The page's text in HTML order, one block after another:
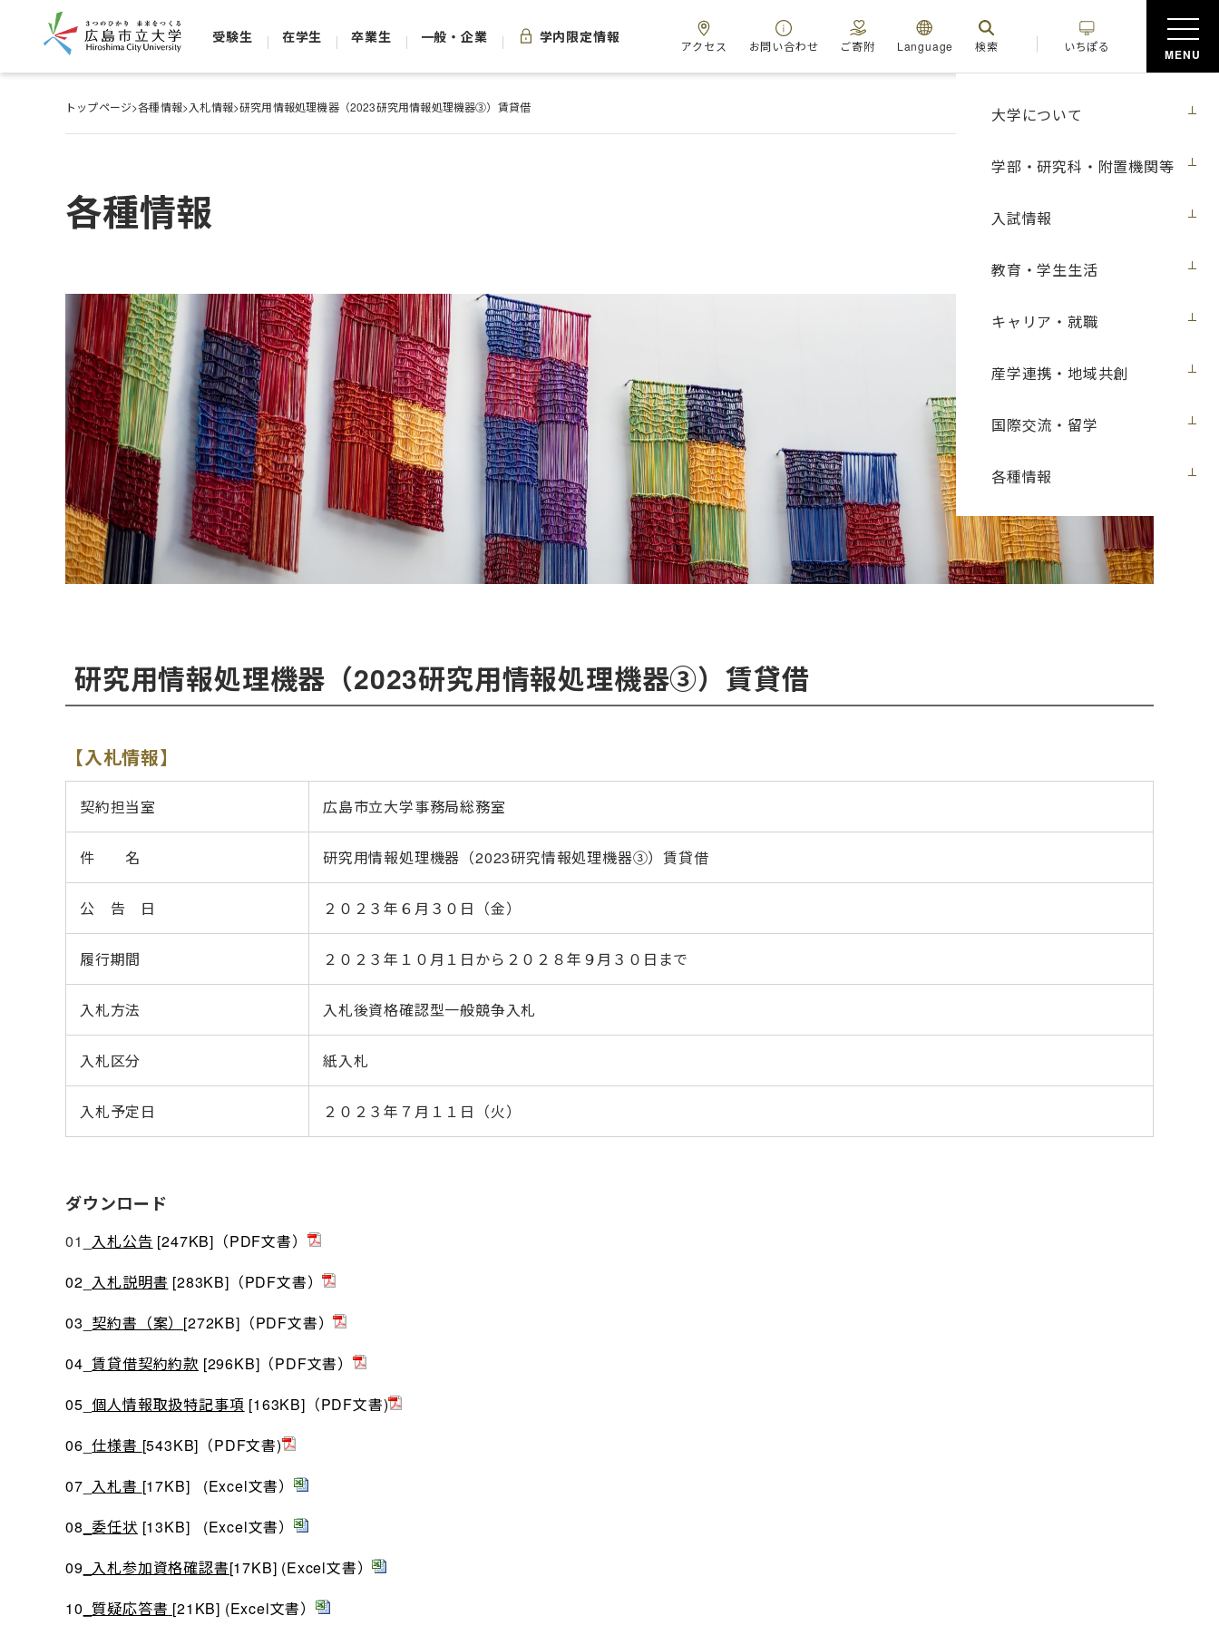
大学について
学部・研究科・附置機関等
入試情報
教育・学生生活
キャリア・就職
産学連携・地域共創
国際交流・留学
各種情報
受験生 在学生 卒業生 一般・企業 学内限定情報
アクセス お問い合わせ ご寄附 Language 検索 いちぽる
MENU
トップページ>各種情報>入札情報>研究用情報処理機器（2023研究用情報処理機器③）賃貸借
各種情報
研究用情報処理機器（2023研究用情報処理機器③）賃貸借
【入札情報】
契約担当室 広島市立大学事務局総務室
件 名 研究用情報処理機器（2023研究情報処理機器③）賃貸借
公 告 日 ２０２３年６月３０日（金）
履行期間 ２０２３年１０月１日から２０２８年９月３０日まで
入札方法 入札後資格確認型一般競争入札
入札区分 紙入札
入札予定日 ２０２３年７月１１日（火）
ダウンロード
01 入札公告 [247KB]（PDF文書）
02_ 入札説明書 [283KB]（PDF文書）
03_ 契約書（案） [272KB]（PDF文書）
04_賃貸借契約約款 [296KB]（PDF文書）
05_ 個人情報取扱特記事項 [163KB]（PDF文書)
06_仕様書 [543KB]（PDF文書)
07_ 入札書 [17KB] (Excel文書）
08 委任状 [13KB] (Excel文書）
09 入札参加資格確認書[17KB] (Excel文書）
10 _質疑応答書 [21KB] (Excel文書）